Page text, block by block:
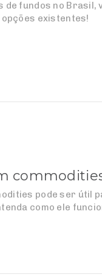
de fundos no
opções existentes!
pode ser útil
como ele